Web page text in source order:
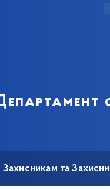
Захисникам та